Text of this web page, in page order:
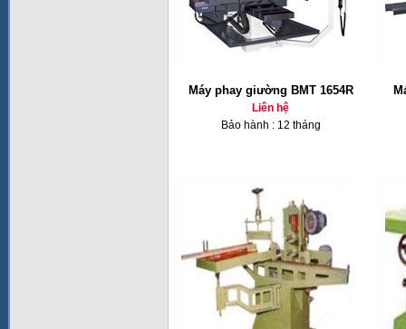
Máy phay giường BMT 1654R
Liên hệ
Bảo hành : 12 tháng